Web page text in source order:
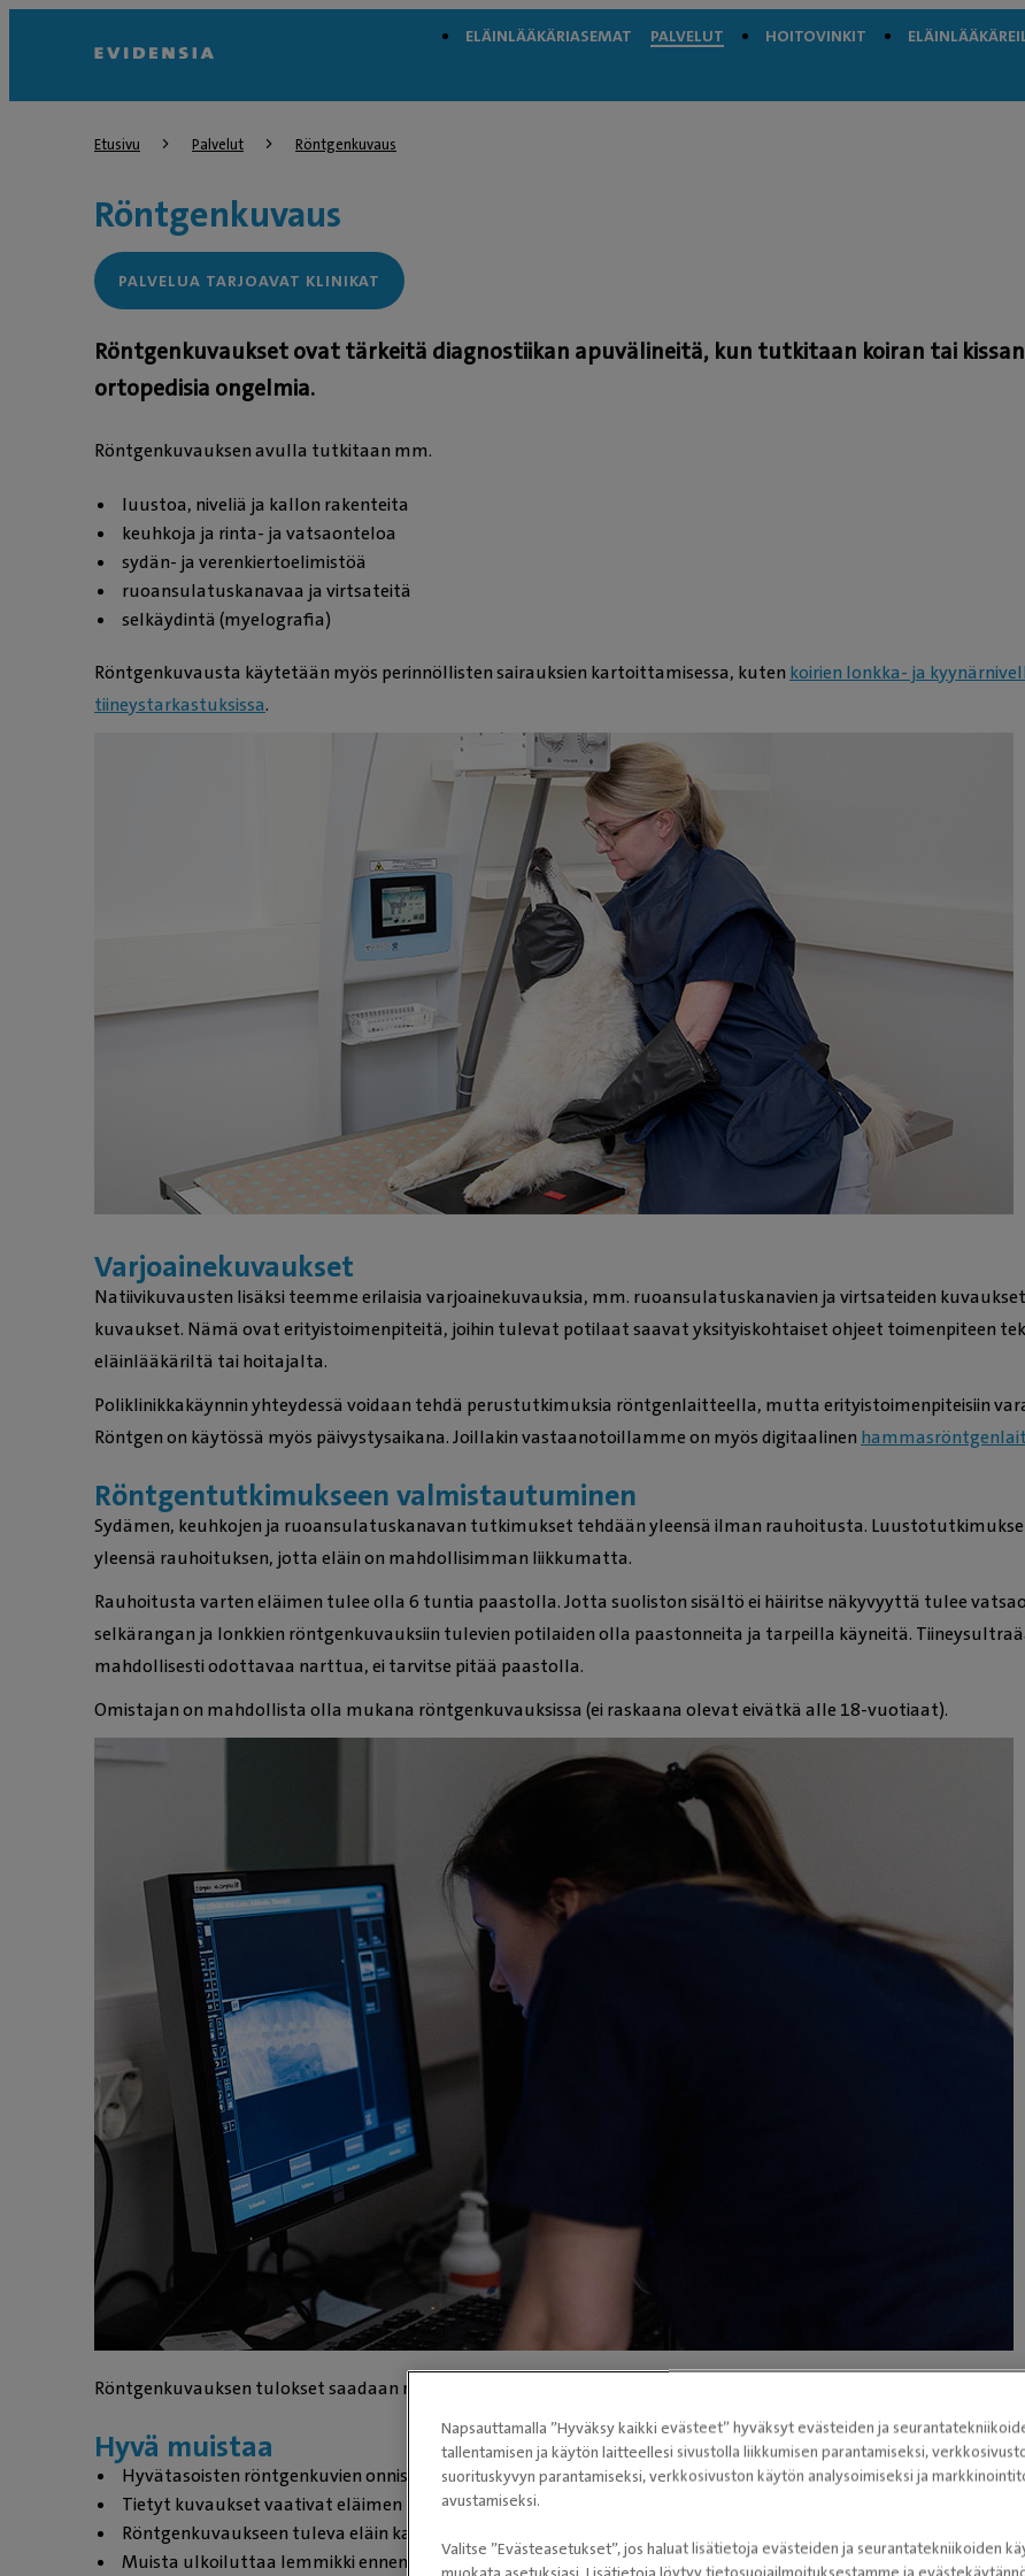
ELÄINLÄÄKÄRIASEMAT PALVELUT HOITOVINKIT
Etusivu Palvelut Röntgenkuvaus
Röntgenkuvaus
PALVELUA TARJOAVAT KLINIKAT
Röntgenkuvaukset ovat tärkeitä diagnostiikan apuvälineitä, kun tutkitaan koiran tai
ortopedisia ongelmia.
Röntgenkuvauksen avulla tutkitaan mm.
luustoa, niveliä ja kallon rakenteita
keuhkoja ja rinta- ja vatsaonteloa
sydän- ja verenkiertoelimistöä
ruoansulatuskanavaa ja virtsateitä
selkäydintä (myelografia)
Röntgenkuvausta käytetään myös perinnöllisten sairauksien kartoittamisessa, kuten koirien lonkka- ja
tiineystarkastuksissa.
Varjoainekuvaukset
Natiivikuvausten lisäksi teemme erilaisia varjoainekuvauksia, mm. ruoansulatuskanavien ja virtsateiden
kuvaukset. Nämä ovat erityistoimenpiteitä, joihin tulevat potilaat saavat yksityiskohtaiset ohjeet toimenpiteen
eläinlääkäriltä tai hoitajalta.
Poliklinikkakäynnin yhteydessä voidaan tehdä perustutkimuksia röntgenlaitteella, mutta erityistoimenpiteisiin
Röntgen on käytössä myös päivystysaikana. Joillakin vastaanotoillamme on myös digitaalinen
Röntgentutkimukseen valmistautuminen
Sydämen, keuhkojen ja ruoansulatuskanavan tutkimukset tehdään yleensä ilman rauhoitusta.
yleensä rauhoituksen, jotta eläin on mahdollisimman liikkumatta.
Rauhoitusta varten eläimen tulee olla 6 tuntia paastolla. Jotta suoliston sisältö ei häiritse näkyvyyttä tulee
selkärangan ja lonkkien röntgenkuvauksiin tulevien potilaiden olla paastonneita ja tarpeilla käyneitä.
mahdollisesti odottavaa narttua, ei tarvitse pitää paastolla.
Omistajan on mahdollista olla mukana röntgenkuvauksissa (ei raskaana olevat eivätkä alle 18-vuotiaat).
Röntgenkuvauksen tulokset saadaan nopeasti.
Hyvä muistaa
Hyvätasoisten röntgenkuvien onnistuminen edellyttää eläimen paikallaan pysymistä halutussa
Tietyt kuvaukset vaativat eläimen rauhoittamisen kuvausta varten.
Röntgenkuvaukseen tuleva eläin kannattaa aina pitää ruoatta vähintään 6 tuntia.
Muista ulkoiluttaa lemmikki ennen vastaanotolle tuloa.
Napsauttamalla ”Hyväksy kaikki evästeet” hyväksyt evästeiden ja
tallentamisen ja käytön laitteellesi sivustolla liikkumisen parantamiseksi,
suorituskyvyn parantamiseksi, verkkosivuston käytön analysoimiseksi ja
avustamiseksi.
Valitse ”Evästeasetukset”, jos haluat lisätietoja evästeiden ja seurantatekniikoiden